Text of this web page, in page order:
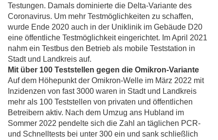
Testungen. Damals dominierte die Delta-Variante des
Coronavirus. Um mehr Testmöglichkeiten zu schaffen,
wurde Ende 2020 auch in der Uniklinik im Gebäude D20
eine öffentliche Testmöglichkeit eingerichtet. Im April 2021
nahm ein Testbus den Betrieb als mobile Teststation in
Stadt und Landkreis auf.
Mit über 100 Teststellen gegen die Omikron-Variante
Auf dem Höhepunkt der Omikron-Welle im März 2022 mit
Inzidenzen von fast 3000 waren in Stadt und Landkreis
mehr als 100 Teststellen von privaten und öffentlichen
Betreibern aktiv. Nach dem Umzug ans Hubland im
Sommer 2022 pendelte sich die Zahl an täglichen PCR-
und Schnelltests bei unter 300 ein und sank schließlich